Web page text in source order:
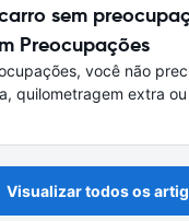
sem
Preocupações
você não
quilometragem extra
Visualizar todos os